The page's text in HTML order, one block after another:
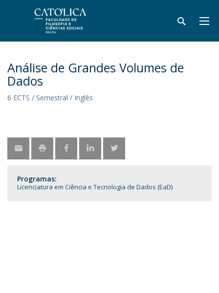
Análise de Grandes Volumes de
Dados
6 ECTS / Semestral / Inglês
Programas:
Licenciatura em Ciência e Tecnologia de Dados (EaD)